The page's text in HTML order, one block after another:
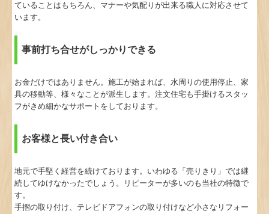
ていることはもちろん、マナーや気配りが出来る職人に対応させて
います。
事前打ち合せがしっかりできる
お金だけではありません。施工が始まれば、水周りの使用停止、家
具の移動等、様々なことが派生します。注文住宅も手掛けるスタッ
フがきめ細かなサポートをしております。
お客様と長い付き合い
地元で手堅く経営を続けております。いわゆる「売りきり」では継
続してゆけなかったでしょう。リピーターが多いのも当社の特徴で
す。
手摺の取り付け、テレビドアフォンの取り付けなど小さなリフォー